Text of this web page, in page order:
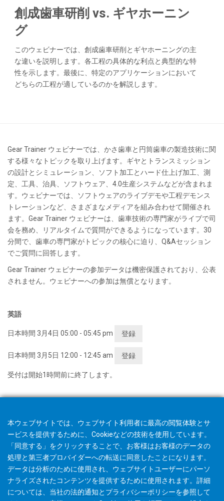
創成歯車研削 vs. ギヤホーニン
グ
このウェビナーでは、創成歯車研削とギヤホーニングの主
な違いを説明します。各工程の具体的な利点と典型的な特
性を示します。最後に、特定のアプリケーションにおいて
どちらの工程が適しているのかを解説します。
Gear Trainer ウェビナーでは、かさ歯車と円筒歯車の製造技術に関
する様々なトピックを取り上げます。ギヤとトランスミッション
の設計とシミュレーション、ソフト加工とハード仕上げ加工、測
定、工具、治具、ソフトウェア、4.0生産システムなどが含まれま
す。ウェビナーでは、ソフトウェアのライブデモや工程デモンス
トレーションなど、さまざまなメディアを組み合わせて開催され
ます。Gear Trainer ウェビナーは、歯車技術の専門家がライブで司
会を務め、リアルタイムで質問ができるようになっています。30
分間で、歯車の専門家がトピックの核心に迫り、Q&Aセッション
でご質問に回答します。
Gear Trainer ウェビナーの参加データは機密保護されており、公表
されません。ウェビナーへの参加は無償となります。
英語
日本時間 3月4日 05:00 - 05:45 pm 登録
日本時間 3月5日 12:00 - 12:45 am 登録
受付は開始1時間前に終了します。
本ウェブサイトでは、ウェブサイト利用者に最高の閲覧体験とサ
ービスを提供するために、Cookieなどの技術を使用しています。
「同意する」をクリックすることで、お客様はお客様のデータの
処理と第三者プロバイダーへの転送に同意したことになります。
データは分析のために使用され、ウェブサイトユーザーにパーソ
ナライズされたコンテンツを提供するために使用されます。詳細
については、当社の法的通知と プライバシーポリシーを参照して